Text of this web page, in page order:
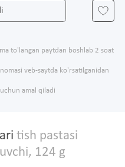
to'langan paytdan boshlab 2 soat
veb-saytda ko'rsatilganidan
amal qiladi
tish pastasi
124 g